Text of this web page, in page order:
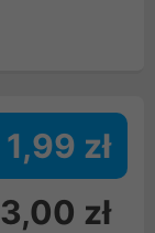
1,99 zł
3,00 zł